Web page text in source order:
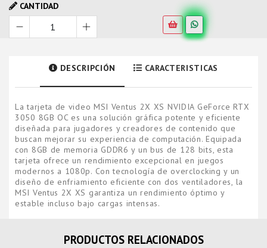
CANTIDAD
DESCRIPCIÓN CARACTERISTICAS
La tarjeta de video MSI Ventus 2X XS NVIDIA GeForce RTX
3050 8GB OC es una solución gráfica potente y eficiente
diseñada para jugadores y creadores de contenido que
buscan mejorar su experiencia de computación. Equipada
con 8GB de memoria GDDR6 y un bus de 128 bits, esta
tarjeta ofrece un rendimiento excepcional en juegos
modernos a 1080p. Con tecnología de overclocking y un
diseño de enfriamiento eficiente con dos ventiladores, la
MSI Ventus 2X XS garantiza un rendimiento óptimo y
estable incluso bajo cargas intensas.
PRODUCTOS RELACIONADOS